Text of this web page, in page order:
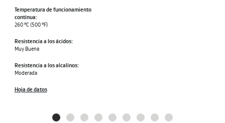
Temperatura de funcionamiento
continua:
260 °C (500 °F)
Resistencia a los ácidos:
Muy Buena
Resistencia a los alcalinos:
Moderada
Hoja de datos
GO TO SLIDE 1
GO TO SLIDE 2
GO TO SLIDE 3
GO TO SLIDE 4
GO TO SLIDE 5
GO TO SLIDE 6
GO TO SLIDE 7
GO TO SLIDE 8